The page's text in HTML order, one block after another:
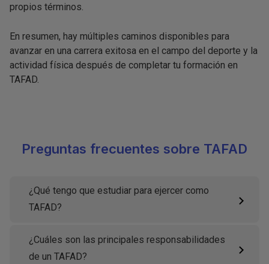
propios términos.
En resumen, hay múltiples caminos disponibles para
avanzar en una carrera exitosa en el campo del deporte y la
actividad física después de completar tu formación en
TAFAD.
Preguntas frecuentes sobre TAFAD
¿Qué tengo que estudiar para ejercer como
TAFAD?
¿Cuáles son las principales responsabilidades
de un TAFAD?